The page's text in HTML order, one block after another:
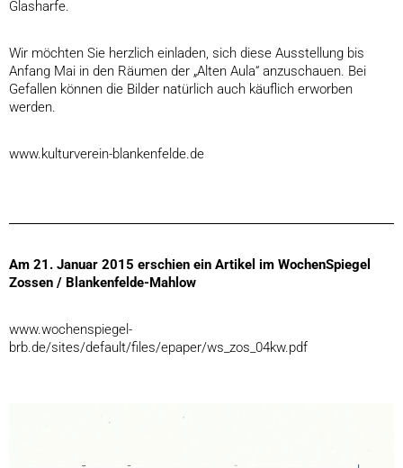
Glasharfe.
Wir möchten Sie herzlich einladen, sich diese Ausstellung bis
Anfang Mai in den Räumen der „Alten Aula“ anzuschauen. Bei
Gefallen können die Bilder natürlich auch käuflich erworben
werden.
www.kulturverein-blankenfelde.de
Am 21. Januar 2015 erschien ein Artikel im WochenSpiegel
Zossen / Blankenfelde-Mahlow
www.wochenspiegel-
brb.de/sites/default/files/epaper/ws_zos_04kw.pdf